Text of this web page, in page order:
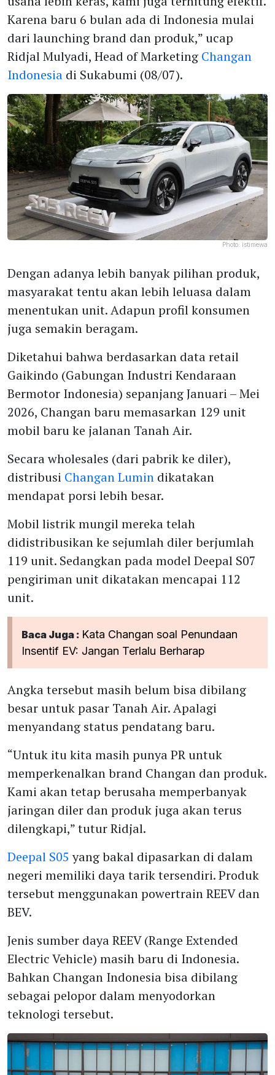
Karena baru 6 bulan ada di Indonesia mulai
dari launching brand dan produk,” ucap
Ridjal Mulyadi, Head of Marketing Changan
Indonesia di Sukabumi (08/07).
Photo: istimewa
Dengan adanya lebih banyak pilihan produk,
masyarakat tentu akan lebih leluasa dalam
menentukan unit. Adapun profil konsumen
juga semakin beragam.
Diketahui bahwa berdasarkan data retail
Gaikindo (Gabungan Industri Kendaraan
Bermotor Indonesia) sepanjang Januari – Mei
2026, Changan baru memasarkan 129 unit
mobil baru ke jalanan Tanah Air.
Secara wholesales (dari pabrik ke diler),
distribusi Changan Lumin dikatakan
mendapat porsi lebih besar.
Mobil listrik mungil mereka telah
didistribusikan ke sejumlah diler berjumlah
119 unit. Sedangkan pada model Deepal S07
pengiriman unit dikatakan mencapai 112
unit.
Baca Juga : Kata Changan soal Penundaan
Insentif EV: Jangan Terlalu Berharap
Angka tersebut masih belum bisa dibilang
besar untuk pasar Tanah Air. Apalagi
menyandang status pendatang baru.
“Untuk itu kita masih punya PR untuk
memperkenalkan brand Changan dan produk.
Kami akan tetap berusaha memperbanyak
jaringan diler dan produk juga akan terus
dilengkapi,” tutur Ridjal.
Deepal S05 yang bakal dipasarkan di dalam
negeri memiliki daya tarik tersendiri. Produk
tersebut menggunakan powertrain REEV dan
BEV.
Jenis sumber daya REEV (Range Extended
Electric Vehicle) masih baru di Indonesia.
Bahkan Changan Indonesia bisa dibilang
sebagai pelopor dalam menyodorkan
teknologi tersebut.